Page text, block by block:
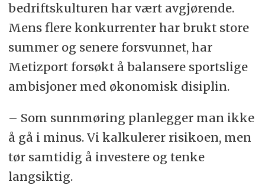
bedriftskulturen har vært avgjørende.
Mens flere konkurrenter har brukt store
summer og senere forsvunnet, har
Metizport forsøkt å balansere sportslige
ambisjoner med økonomisk disiplin.
– Som sunnmøring planlegger man ikke
å gå i minus. Vi kalkulerer risikoen, men
tør samtidig å investere og tenke
langsiktig.